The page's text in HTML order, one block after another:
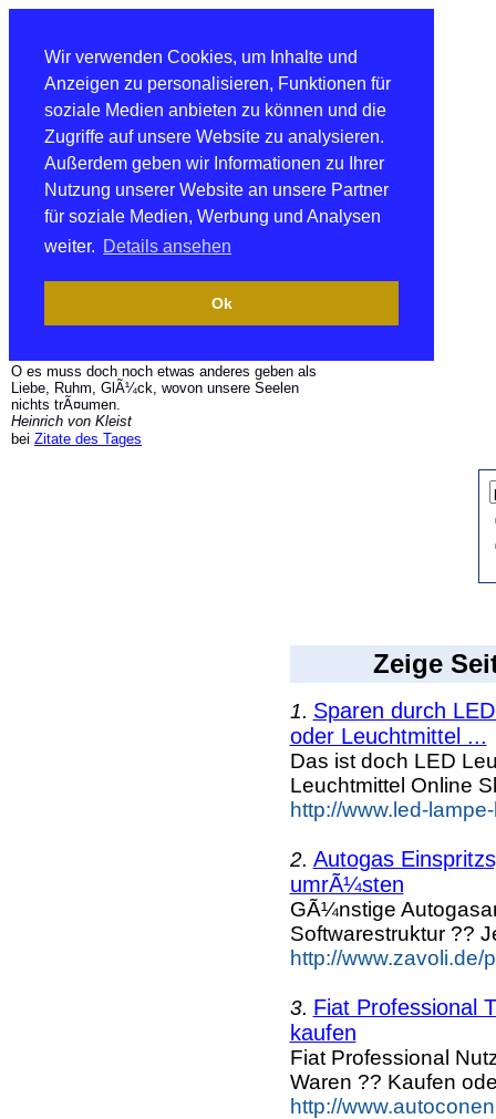
Wir verwenden Cookies, um Inhalte und
Anzeigen zu personalisieren, Funktionen für
soziale Medien anbieten zu können und die
Zugriffe auf unsere Website zu analysieren.
Außerdem geben wir Informationen zu Ihrer
Nutzung unserer Website an unsere Partner
für soziale Medien, Werbung und Analysen
weiter. Details ansehen
Ok
O es muss doch noch etwas anderes geben als
Liebe, Ruhm, GlÃ¼ck, wovon unsere Seelen
nichts trÃ¤umen.
Heinrich von Kleist
bei Zitate des Tages
Zeige
1. Sparen durch
oder Leuchtmittel ...
Das ist doch LED
Leuchtmittel Online
http://www.led-
2. Autogas
umrÃ¼sten
GÃ¼nstige
Softwarestruktur ??
http://www.zavoli.de/
3. Fiat Professional
kaufen
Fiat Professional
Waren ?? Kaufen
http://